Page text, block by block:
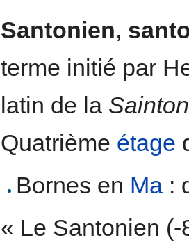
Santonien,
terme initié par
latin de la
Quatrième étage
Bornes en Ma :
« Le Santonien